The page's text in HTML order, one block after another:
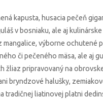
kapusta, husacia pečeň
v bosniaku, ale aj
mangalice, výborne ochutené
či pečeného mäsa, ale aj
žliaz pripravovaný na
bryndzové halušky,
tradičnej liatinovej platni